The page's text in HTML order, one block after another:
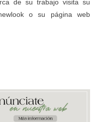
de su trabajo visita su
o su página web